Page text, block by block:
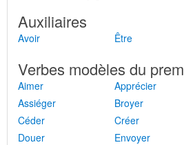
Auxiliaires
Avoir Être
Verbes modèles du
Aimer
Apprécier
Assiéger
Broyer
Céder
Créer
Douer
Envoyer